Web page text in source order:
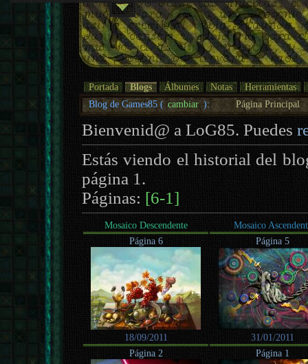
Portada Blogs Álbumes Notas
Herramientas
Blog de Games85 ( cambiar ): Página Principal
Bienvenid@ a LoG85. Puedes
Estás viendo el historial del
página 1.
Páginas: [6-1]
Mosaico Descendente
Mosaico
Página 6
18/09/2011
Página 5
31/01/2011
Página 2
Página 1